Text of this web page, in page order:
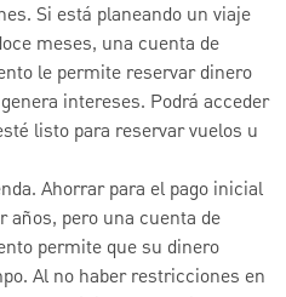
Si está planeando un viaje
meses, una cuenta de
le permite reservar dinero
intereses. Podrá acceder
listo para reservar vuelos u
Ahorrar para el pago inicial
años, pero una cuenta de
permite que su dinero
Al no haber restricciones en